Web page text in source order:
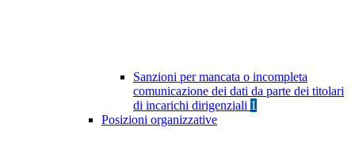
Sanzioni per mancata o incompleta
comunicazione dei dati da parte dei titolari
di incarichi dirigenziali 1
Posizioni organizzative